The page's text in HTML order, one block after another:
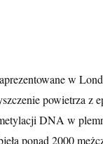
w
powietrza z
DNA w
ponad 2000